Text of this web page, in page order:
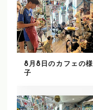
8月8日のカフェの様
子